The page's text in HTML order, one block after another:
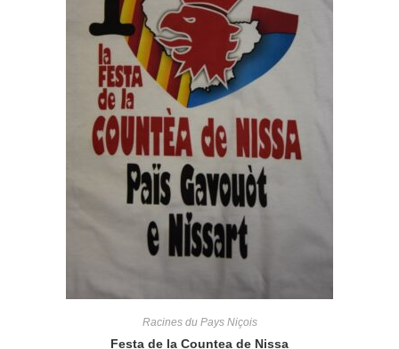
Racines du Pays Niçois
Festa de la Countea de Nissa